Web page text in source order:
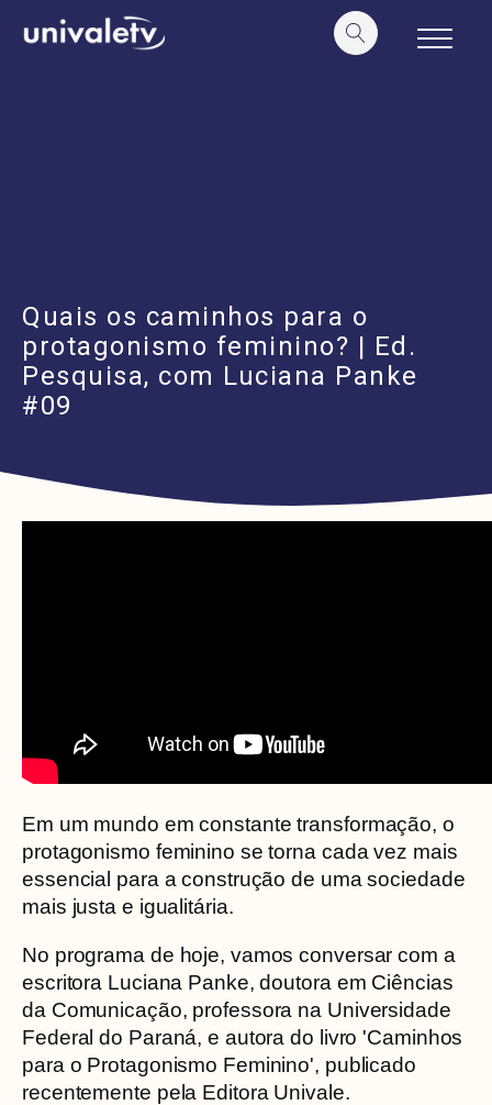
conteúdo
Quais os caminhos para o
protagonismo feminino? | Ed.
Pesquisa, com Luciana Panke
#09
Em um mundo em constante transformação, o
protagonismo feminino se torna cada vez mais
essencial para a construção de uma sociedade
mais justa e igualitária.
No programa de hoje, vamos conversar com a
escritora Luciana Panke, doutora em Ciências
da Comunicação, professora na Universidade
Federal do Paraná, e autora do livro 'Caminhos
para o Protagonismo Feminino', publicado
recentemente pela Editora Univale.